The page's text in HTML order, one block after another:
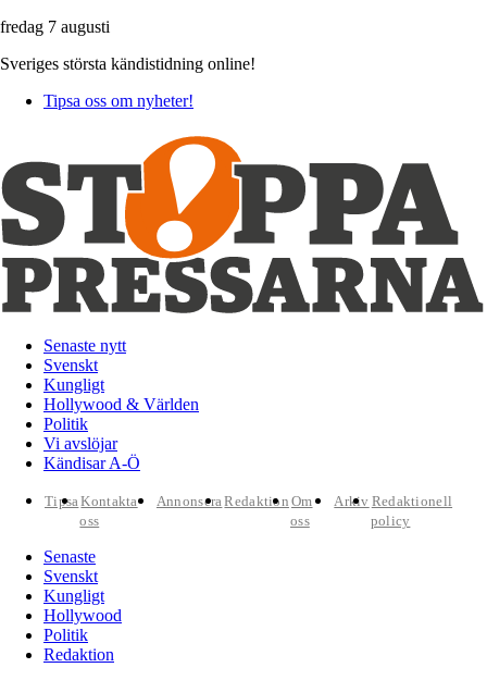
fredag 7 augusti
Sveriges största kändistidning online!
Tipsa oss om nyheter!
Senaste nytt
Svenskt
Kungligt
Hollywood & Världen
Politik
Vi avslöjar
Kändisar A-Ö
TipsaKontakta
oss
AnnonseraRedaktion Om
oss
Arkiv Redaktionell
policy
Senaste
Svenskt
Kungligt
Hollywood
Politik
Redaktion